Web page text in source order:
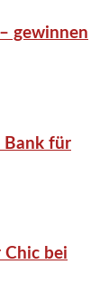
gewinnen
Bank für
Chic bei